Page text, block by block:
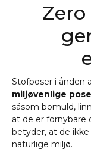
Stofposer i ånden
miljøvenlige
såsom bomuld,
at de er fornybare
betyder, at de
naturlige miljø.